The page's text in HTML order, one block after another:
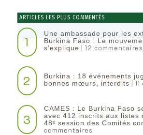
ARTICLES LES PLUS COMMENTÉS
1
Une ambassade pour les
Burkina Faso : Le
s’explique | 12 commentaires
2
Burkina : 18 événements
bonnes mœurs, interdits |
3
CAMES : Le Burkina Faso
avec 412 inscrits aux listes
48ᵉ session des Comités
commentaires